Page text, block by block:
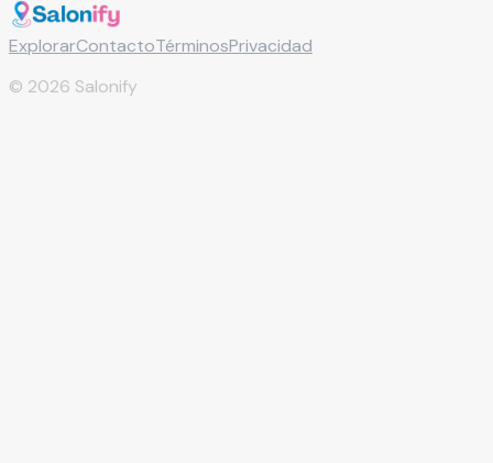
ExplorarContactoTérminosPrivacidad
© 2026 Salonify